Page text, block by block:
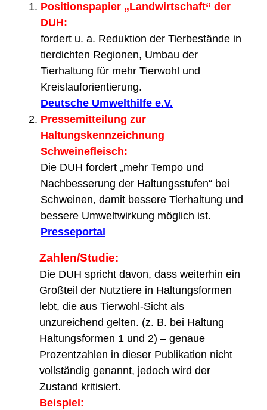
Positionspapier „Landwirtschaft“ der
DUH:
fordert u. a. Reduktion der Tierbestände in
tierdichten Regionen, Umbau der
Tierhaltung für mehr Tierwohl und
Kreislauforientierung.
Deutsche Umwelthilfe e.V.
Pressemitteilung zur
Haltungskennzeichnung
Schweinefleisch:
Die DUH fordert „mehr Tempo und
Nachbesserung der Haltungsstufen“ bei
Schweinen, damit bessere Tierhaltung und
bessere Umweltwirkung möglich ist.
Presseportal
Zahlen/Studie:
Die DUH spricht davon, dass weiterhin ein
Großteil der Nutztiere in Haltungsformen
lebt, die aus Tierwohl-Sicht als
unzureichend gelten. (z. B. bei Haltung
Haltungsformen 1 und 2) – genaue
Prozentzahlen in dieser Publikation nicht
vollständig genannt, jedoch wird der
Zustand kritisiert.
Beispiel: